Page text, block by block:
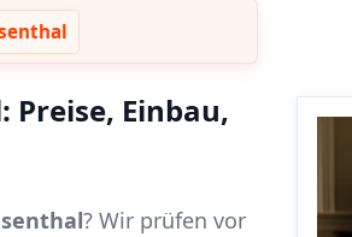
Einbau,
? Wir prüfen vor